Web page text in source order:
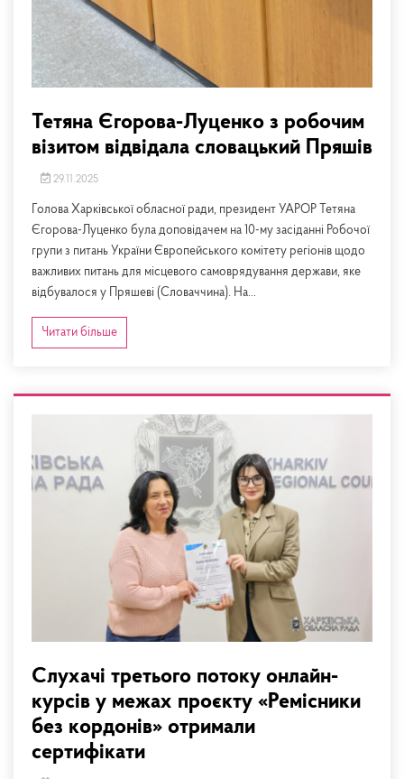
Тетяна Єгорова-Луценко з робочим
візитом відвідала словацький Пряшів
29.11.2025
Голова Харківської обласної ради, президент УАРОР Тетяна
Єгорова-Луценко була доповідачем на 10-му засіданні Робочої
групи з питань України Європейського комітету регіонів щодо
важливих питань для місцевого самоврядування держави, яке
відбувалося у Пряшеві (Словаччина). На...
Читати більше
Слухачі третього потоку онлайн-
курсів у межах проєкту «Ремісники
без кордонів» отримали
сертифікати